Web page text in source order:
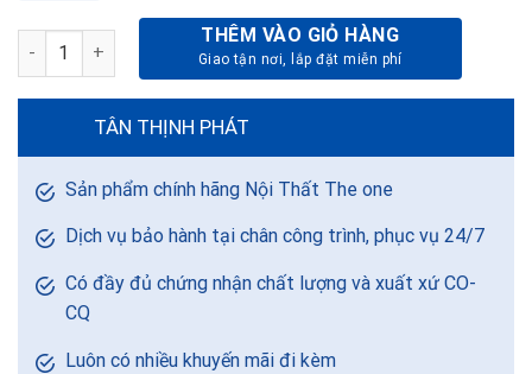
GHẾ LÃNH ĐẠO GL324-CHÂN NHỰA số lượng
THÊM VÀO GIỎ HÀNG
TÂN THỊNH PHÁT
Sản phẩm chính hãng Nội Thất The one
Dịch vụ bảo hành tại chân công trình, phục vụ 24/7
Có đầy đủ chứng nhận chất lượng và xuất xứ CO-
CQ
Luôn có nhiều khuyến mãi đi kèm